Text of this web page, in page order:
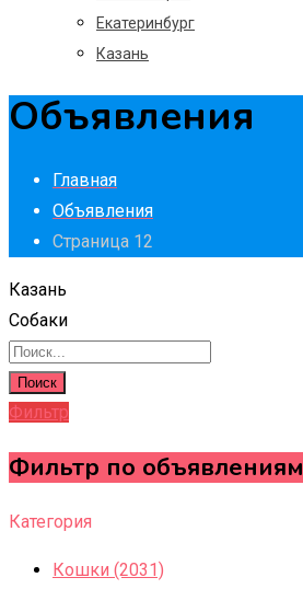
Екатеринбург
Казань
Объявления
Главная
Объявления
Страница 12
Казань
Собаки
Поиск
Фильтр
Фильтр по объявлениям
Категория
Кошки (2031)